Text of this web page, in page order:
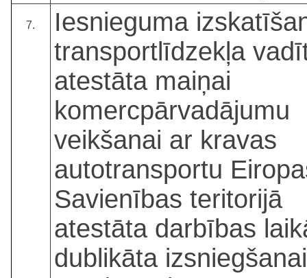
7.
Iesnieguma
transportlīdzekļa
atestāta maiņai
komercpārvadājumu
veikšanai ar kravas
autotransportu
Savienības teritorijā
atestāta darbības
dublikāta izsniegšanai